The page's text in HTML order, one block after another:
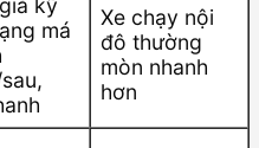
kỹ
má
Xe chạy nội
đô thường
mòn nhanh
hơn